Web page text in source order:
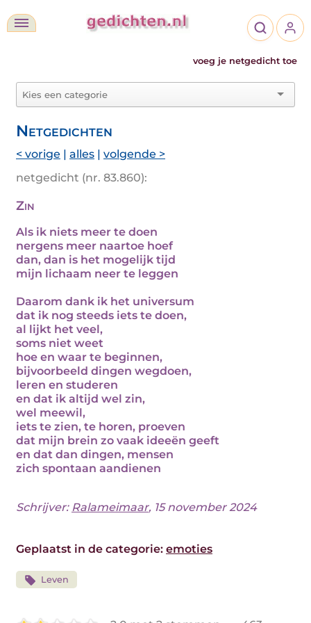
voeg je netgedicht toe
Netgedichten
< vorige | alles | volgende >
netgedicht (nr. 83.860):
Zin
Als ik niets meer te doen
nergens meer naartoe hoef
dan, dan is het mogelijk tijd
mijn lichaam neer te leggen
Daarom dank ik het universum
dat ik nog steeds iets te doen,
al lijkt het veel,
soms niet weet
hoe en waar te beginnen,
bijvoorbeeld dingen wegdoen,
leren en studeren
en dat ik altijd wel zin,
wel meewil,
iets te zien, te horen, proeven
dat mijn brein zo vaak ideeën geeft
en dat dan dingen, mensen
zich spontaan aandienen
Schrijver: Ralameimaar, 15 november 2024
Geplaatst in de categorie: emoties
Leven